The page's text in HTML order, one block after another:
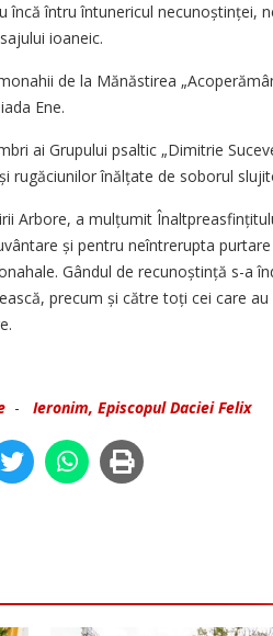
întru întunericul necunoștinței,
ioaneic.
de la Mănăstirea
Ene.
ai Grupului psaltic „Dimitrie
rugăciunilor înălțate de soborul
Arbore, a mulțumit
și pentru neîntrerupta
Gândul de recunoștință s-a
precum și către toți cei care
- Ieronim, Episcopul Daciei Felix